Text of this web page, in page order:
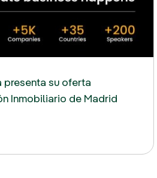
presenta su oferta
Inmobiliario de Madrid